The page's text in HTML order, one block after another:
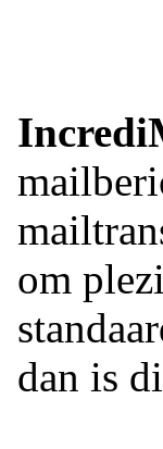
om
dan is